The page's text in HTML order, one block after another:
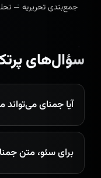
جمع‌بندی تحریریه —
سؤال‌های
آیا جمنای می‌تواند
برای سئو، متن